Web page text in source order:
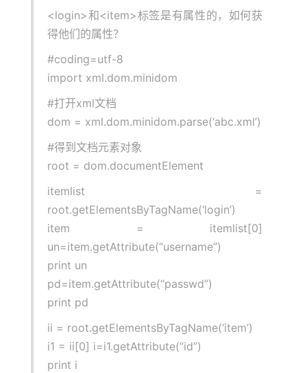
<login>和<item>标签是有属性的，如何获
得他们的属性？
#coding=utf-8
import xml.dom.minidom
#打开xml文档
dom = xml.dom.minidom.parse(‘abc.xml’)
#得到文档元素对象
root = dom.documentElement
itemlist =
root.getElementsByTagName(‘login’)
item = itemlist[0]
un=item.getAttribute(“username”)
print un
pd=item.getAttribute(“passwd”)
print pd
ii = root.getElementsByTagName(‘item’)
i1 = ii[0] i=i1.getAttribute(“id”)
print i